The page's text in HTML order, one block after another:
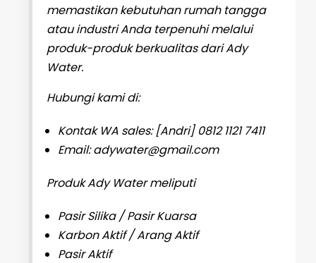
memastikan kebutuhan rumah tangga
atau industri Anda terpenuhi melalui
produk-produk berkualitas dari Ady
Water.
Hubungi kami di:
Kontak WA sales: [Andri] 0812 1121 7411
Email: adywater@gmail.com
Produk Ady Water meliputi
Pasir Silika / Pasir Kuarsa
Karbon Aktif / Arang Aktif
Pasir Aktif